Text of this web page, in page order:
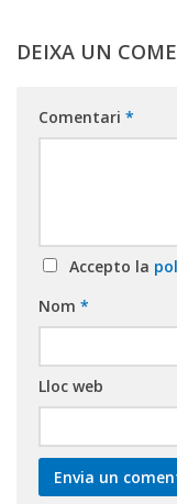
DEIXA UN
Comentari *
Accepto la
Nom *
Lloc web